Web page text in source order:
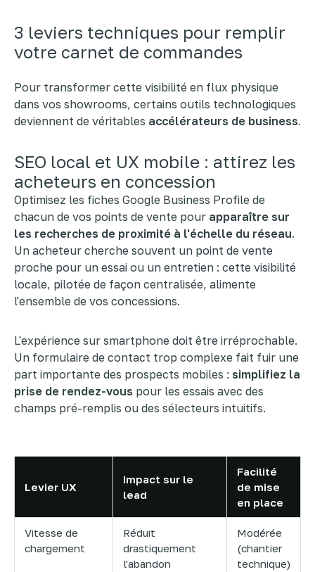
3 leviers techniques pour remplir
votre carnet de commandes
Pour transformer cette visibilité en flux physique
dans vos showrooms, certains outils technologiques
deviennent de véritables accélérateurs de business.
SEO local et UX mobile : attirez les
acheteurs en concession
Optimisez les fiches Google Business Profile de
chacun de vos points de vente pour apparaître sur
les recherches de proximité à l'échelle du réseau.
Un acheteur cherche souvent un point de vente
proche pour un essai ou un entretien : cette visibilité
locale, pilotée de façon centralisée, alimente
l'ensemble de vos concessions.
L'expérience sur smartphone doit être irréprochable.
Un formulaire de contact trop complexe fait fuir une
part importante des prospects mobiles : simplifiez la
prise de rendez-vous pour les essais avec des
champs pré-remplis ou des sélecteurs intuitifs.
Levier UX
Impact sur le
lead
Facilité
de mise
en place
Vitesse de
chargement
Réduit
drastiquement
l'abandon
Modérée
(chantier
technique)